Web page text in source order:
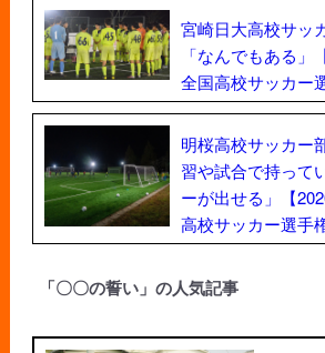
宮崎日大高校サッ
「なんでもある」
全国高校サッカー
明桜高校サッカー
習や試合で持って
ーが出せる」【
高校サッカー選手
「〇〇の誓い」の人気記事